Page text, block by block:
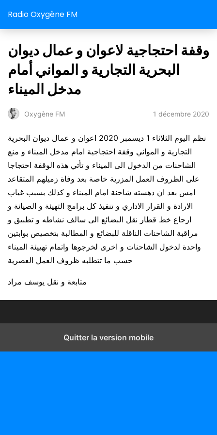
Radio Oxygène FM
وقفة احتجاجية لاعوان و عمال ديوان
البحرية التجارية و المواني أمام
مدخل الميناء
Oxygène FM 1 décembre 2020
نظم اليوم الثلاثاء 1 ديسمبر 2020 اعوان و عمال ديوان البحرية
التجارية و المواني وقفة احتجاجية امام مدخل الميناء و منع
الشاحنات من الدخول الى الميناء و تأتي هذه الوقفة احتجاجا
على الظروف العمل المزرية خاصة بعد وفاة زميلهم المتقاعد
امس بعد ان دهسته شاحنة امام الميناء و كذلك بسبب غياب
الارادة و القرار الاداري و تنفيذ كل برامج التهيئة و الصيانة و
ارجاع خط قطار نقل البضائع الى سالف نشاطه و تطبيق و
مراقبة الشاحنات الناقلة للبضائع و المطالبة بتخصيص بوابتين
واحدة لدخول الشاحنات و اخرى لخرجوها واتمام تهييئة الميناء
حسب ما تتطلبه ظروف العمل العصرية
متابعة و نقل يوسف مراد
Quitter la version mobile